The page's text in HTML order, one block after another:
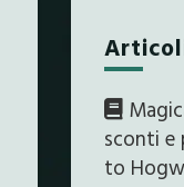
sconti e
to